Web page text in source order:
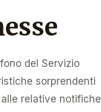
del Servizio
sorprendenti
relative notifiche